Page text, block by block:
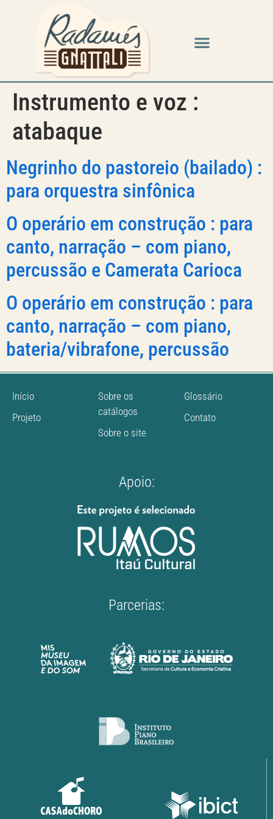
Instrumento e voz :
atabaque
Negrinho do pastoreio (bailado) :
para orquestra sinfônica
O operário em construção : para
canto, narração – com piano,
percussão e Camerata Carioca
O operário em construção : para
canto, narração – com piano,
bateria/vibrafone, percussão
Início
Projeto
Sobre os
catálogos
Sobre o site
Glossário
Contato
Apoio:
Parcerias: